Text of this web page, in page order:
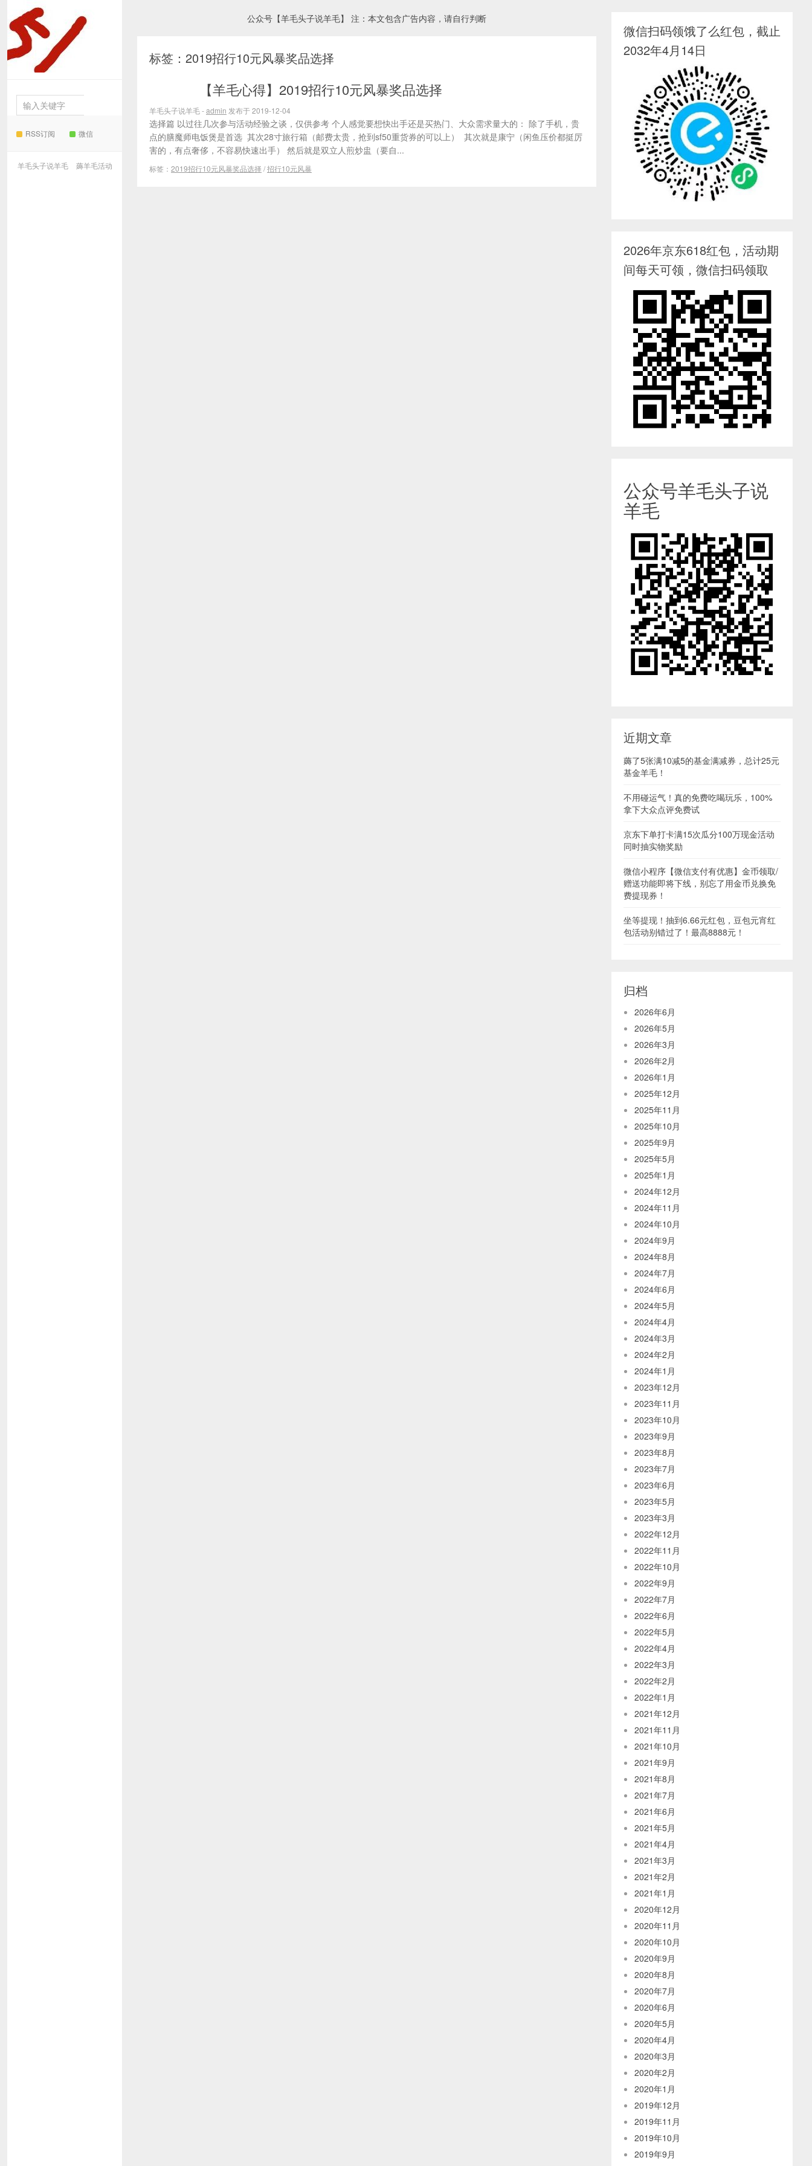
RSS订阅 微信
羊毛头子说羊毛 薅羊毛活动
公众号【羊毛头子说羊毛】 注：本文包含广告内容，请自行判断
标签：2019招行10元风暴奖品选择
【羊毛心得】2019招行10元风暴奖品选择
羊毛头子说羊毛 -admin 发布于 2019-12-04
选择篇 以过往几次参与活动经验之谈，仅供参考 个人感觉要想快出手还是买热门、大众需求量大的： 除了手机，贵
点的膳魔师电饭煲是首选 其次28寸旅行箱（邮费太贵，抢到sf50重货券的可以上） 其次就是康宁（闲鱼压价都挺厉
害的，有点奢侈，不容易快速出手） 然后就是双立人煎炒盅（要自...
标签： 2019招行10元风暴奖品选择 /招行10元风暴
微信扫码领饿了么红包，截止
2032年4月14日
2026年京东618红包，活动期
间每天可领，微信扫码领取
公众号羊毛头子说
羊毛
近期文章
薅了5张满10减5的基金满减券，总计25元
基金羊毛！
不用碰运气！真的免费吃喝玩乐，100%
拿下大众点评免费试
京东下单打卡满15次瓜分100万现金活动
同时抽实物奖励
微信小程序【微信支付有优惠】金币领取/
赠送功能即将下线，别忘了用金币兑换免
费提现券！
坐等提现！抽到6.66元红包，豆包元宵红
包活动别错过了！最高8888元！
归档
2026年6月
2026年5月
2026年3月
2026年2月
2026年1月
2025年12月
2025年11月
2025年10月
2025年9月
2025年5月
2025年1月
2024年12月
2024年11月
2024年10月
2024年9月
2024年8月
2024年7月
2024年6月
2024年5月
2024年4月
2024年3月
2024年2月
2024年1月
2023年12月
2023年11月
2023年10月
2023年9月
2023年8月
2023年7月
2023年6月
2023年5月
2023年3月
2022年12月
2022年11月
2022年10月
2022年9月
2022年7月
2022年6月
2022年5月
2022年4月
2022年3月
2022年2月
2022年1月
2021年12月
2021年11月
2021年10月
2021年9月
2021年8月
2021年7月
2021年6月
2021年5月
2021年4月
2021年3月
2021年2月
2021年1月
2020年12月
2020年11月
2020年10月
2020年9月
2020年8月
2020年7月
2020年6月
2020年5月
2020年4月
2020年3月
2020年2月
2020年1月
2019年12月
2019年11月
2019年10月
2019年9月